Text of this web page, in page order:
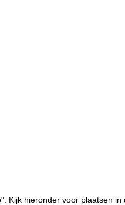
Kijk hieronder voor plaatsen in